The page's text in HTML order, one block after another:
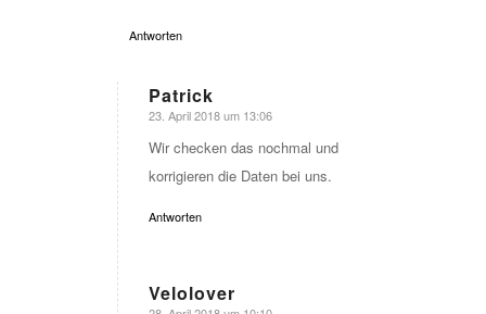
Antworten
Patrick
sagte:
23. April 2018 um 13:06
Wir checken das nochmal und
korrigieren die Daten bei uns.
Antworten
Velolover